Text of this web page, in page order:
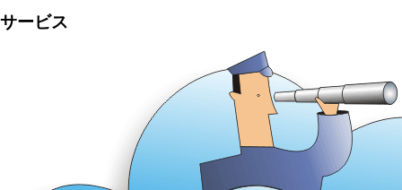
サービス